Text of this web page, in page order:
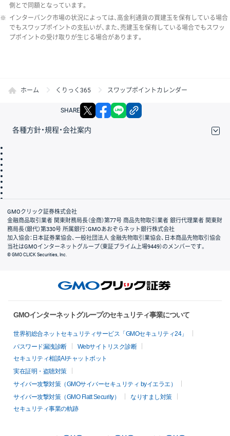
側とで同額となっています。
※ インターバンク市場の状況によっては、高金利通貨の買建玉を保有している場合
でもスワップポイントの支払いが、また、売建玉を保有している場合でもスワッ
プポイントの受け取りが生じる場合があります。
ホーム くりっく365 スワップポイントカレンダー
SHARE X facebook
各種方針・規程・会社案内
会社案内
GMOクリック証券株式会社
金融商品取引業者 関東財務局長（金商）第77号 商品先物取引業者 銀行代理業者 関東財
務局長（銀代）第330号 所属銀行：GMOあおぞらネット銀行株式会社
加入協会：日本証券業協会、一般社団法人 金融先物取引業協会、日本商品先物取引協会
当社はGMOインターネットグループ（東証プライム上場9449）のメンバーです。
© GMO CLICK Securities, Inc.
GMOインターネットグループのセキュリティ事業について
世界初総合ネットセキュリティサービス「GMOセキュリティ24」
パスワード漏洩診断
Webサイトリスク診断
セキュリティ相談AIチャットボット
実在証明・盗聴対策
サイバー攻撃対策（GMOサイバーセキュリティ byイエラエ）
サイバー攻撃対策（GMO Flatt Security）
なりすまし対策
セキュリティ事業の軌跡